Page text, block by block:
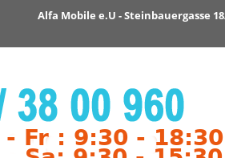
Alfa Mobile e.U - Steinbauergasse